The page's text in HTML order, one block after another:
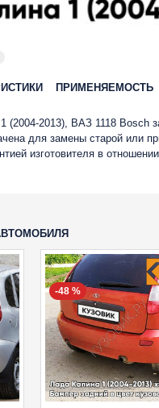
ПРИМЕНЯЕМОСТЬ
(2004-2013), ВАЗ 1118 Bosch
для замены старой или
изготовителя в
-48 %